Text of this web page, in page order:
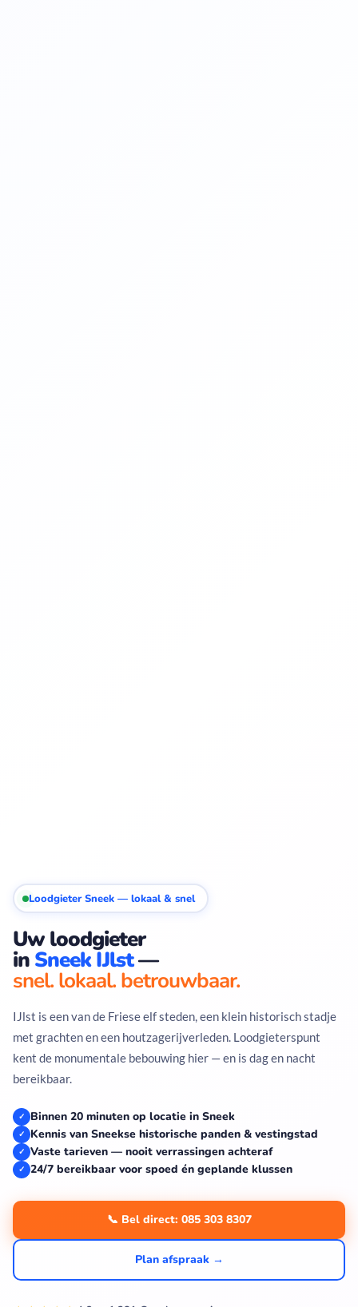
Loodgieter Sneek — lokaal & snel
Uw loodgieter
in Sneek IJlst—
snel. lokaal. betrouwbaar.
IJlst is een van de Friese elf steden, een klein historisch stadje
met grachten en een houtzagerijverleden. Loodgieterspunt
kent de monumentale bebouwing hier — en is dag en nacht
bereikbaar.
✓ Binnen 20 minuten op locatie in Sneek
✓ Kennis van Sneekse historische panden & vestingstad
✓ Vaste tarieven — nooit verrassingen achteraf
✓ 24/7 bereikbaar voor spoed én geplande klussen
📞 Bel direct: 085 303 8307
Plan afspraak →